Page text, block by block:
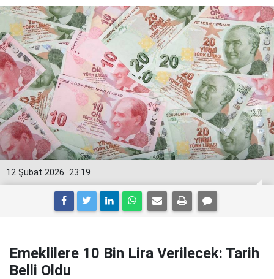
23:19
12 Şubat 2026
Emeklilere 10 Bin Lira Verilecek: Tarih
Belli Oldu